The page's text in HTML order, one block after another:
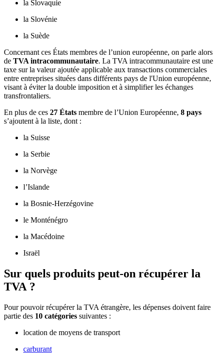
la Slovaquie
la Slovénie
la Suède
Concernant ces États membres de l’union européenne, on parle alors
de TVA intracommunautaire. La TVA intracommunautaire est une
taxe sur la valeur ajoutée applicable aux transactions commerciales
entre entreprises situées dans différents pays de l'Union européenne,
visant à éviter la double imposition et à simplifier les échanges
transfrontaliers.
En plus de ces 27 États membre de l’Union Européenne, 8 pays
s’ajoutent à la liste, dont :
la Suisse
la Serbie
la Norvège
l’Islande
la Bosnie-Herzégovine
le Monténégro
la Macédoine
Israël
Sur quels produits peut-on récupérer la
TVA ?
Pour pouvoir récupérer la TVA étrangère, les dépenses doivent faire
partie des 10 catégories suivantes :
location de moyens de transport
carburant